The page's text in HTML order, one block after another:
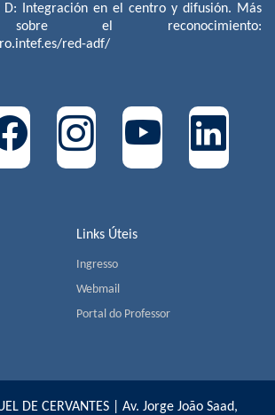
Links Úteis
Ingresso
Webmail
Portal do Professor
Integración en el centro y difusión. Más
sobre el reconocimiento:
red-adf/
DE CERVANTES | Av. Jorge João Saad,